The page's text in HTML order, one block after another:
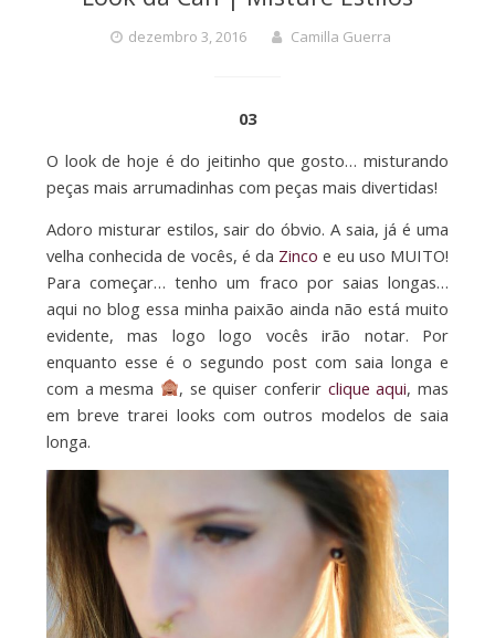
dezembro 3, 2016 Camilla Guerra
03
O look de hoje é do jeitinho que gosto… misturando
peças mais arrumadinhas com peças mais divertidas!
Adoro misturar estilos, sair do óbvio. A saia, já é uma
velha conhecida de vocês, é da Zinco e eu uso MUITO!
Para começar… tenho um fraco por saias longas…
aqui no blog essa minha paixão ainda não está muito
evidente, mas logo logo vocês irão notar. Por
enquanto esse é o segundo post com saia longa e
com a mesma
, se quiser conferir clique aqui, mas
em breve trarei looks com outros modelos de saia
longa.